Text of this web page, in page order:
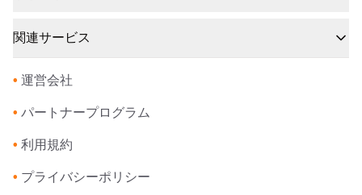
関連サービス
• 運営会社
• パートナープログラム
• 利用規約
• プライバシーポリシー